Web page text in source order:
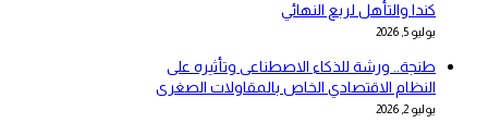
كندا والتأهل لربع النهائي
يوليو 5, 2026
طنجة.. ورشة للذكاء الاصطناعى وتأثيره على
النظام الاقتصادي الخاص بالمقاولات الصغرى
يوليو 2, 2026